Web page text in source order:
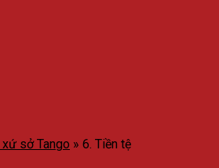
sở Tango » 6. Tiền tệ